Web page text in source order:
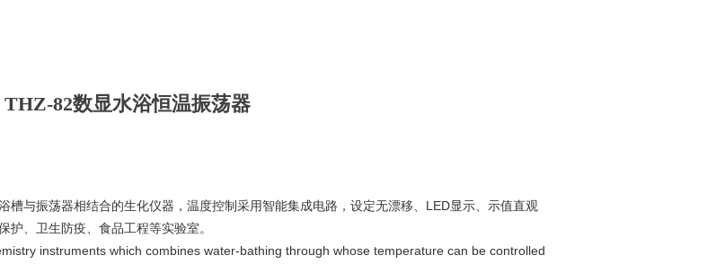
THZ-82数显水浴恒温振荡器
槽与振荡器相结合的生化仪器，温度控制采用智能集成电路，设定无漂移、LED显示、示值直观
、卫生防疫、食品工程等实验室。
instruments which combines water-bathing through whose temperature can be controlled